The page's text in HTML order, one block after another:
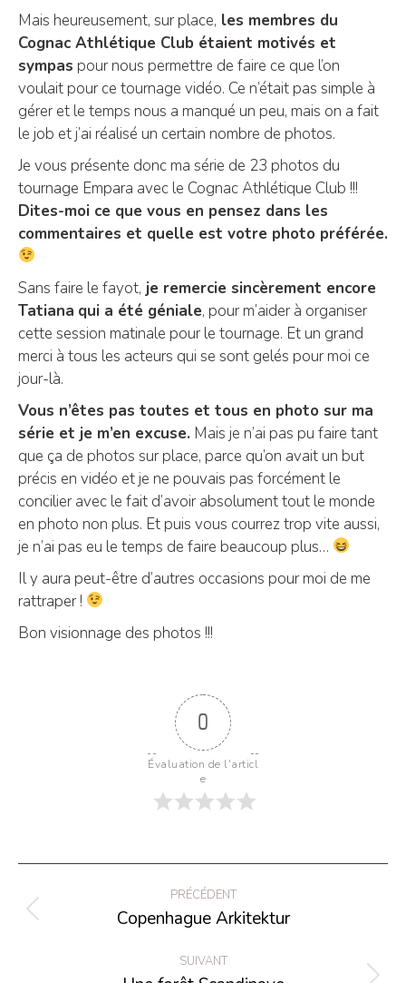
Mais heureusement, sur place, les membres du
Cognac Athlétique Club étaient motivés et
sympas pour nous permettre de faire ce que l’on
voulait pour ce tournage vidéo. Ce n’était pas simple à
gérer et le temps nous a manqué un peu, mais on a fait
le job et j’ai réalisé un certain nombre de photos.
Je vous présente donc ma série de 23 photos du
tournage Empara avec le Cognac Athlétique Club !!!
Dites-moi ce que vous en pensez dans les
commentaires et quelle est votre photo préférée.
Sans faire le fayot, je remercie sincèrement encore
Tatiana qui a été géniale, pour m’aider à organiser
cette session matinale pour le tournage. Et un grand
merci à tous les acteurs qui se sont gelés pour moi ce
jour-là.
Vous n’êtes pas toutes et tous en photo sur ma
série et je m’en excuse. Mais je n’ai pas pu faire tant
que ça de photos sur place, parce qu’on avait un but
précis en vidéo et je ne pouvais pas forcément le
concilier avec le fait d’avoir absolument tout le monde
en photo non plus. Et puis vous courrez trop vite aussi,
je n’ai pas eu le temps de faire beaucoup plus…
Il y aura peut-être d’autres occasions pour moi de me
rattraper !
Bon visionnage des photos !!!
0
Évaluation de l'articl
e
de
commentaire
PRÉCÉDENT
Onglet
Copenhague Arkitektur
SUIVANT